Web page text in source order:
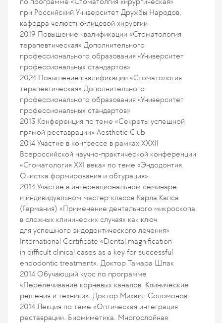
при Российский Университет Дружбы Народов,
кафедра челюстно-лицевой хирургии
2019 Повышение квалификации «Стоматология
терапевтическая» Дополнительного
профессионального образования «Университет
профессиональных стандартов»
2024 Повышение квалификации «Стоматология
терапевтическая» Дополнительного
профессионального образования «Университет
профессиональных стандартов»
2013 Конференция по теме «Секреты успешной
прямой реставрации» Aesthetic Club
2014 Участие в конгрессе в рамках XXXII
Всероссийской научно-практической конференции
«Стоматология XXI века» по теме «Эндодонтия.
Очистка формирования и обтурация»
2014 Участие в интернациональном семинаре
и индивидуальном мастер-классе Карла Капса
(Германия) «Применение дентального микроскопа
в сложных клинических случаях как ключ
для успешного эндодонтического лечения»
International Certificate «Dental magnification
in difficult clinical cases as a key for successful
endodontic treatment». Доктор Тамара Шпак
2014 Обучающий курс по программе
«Перелечивание корневых каналов. Клинические
решения и техники». Доктор Михаил Соломонов
2014 Лекция по теме «Оптическая интеграция
реставрации. Биомиметика. Многослойная